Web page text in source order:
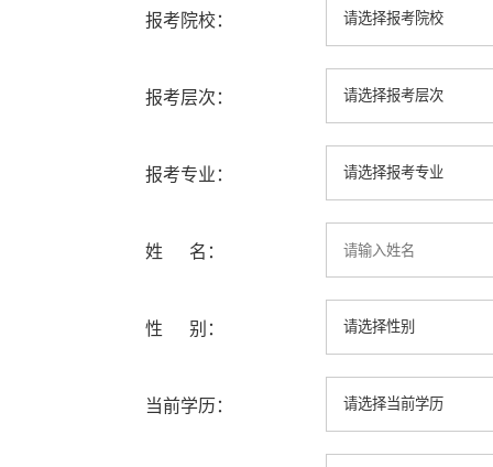
报考院校：
报考层次：
报考专业：
姓 名：
性 别：
当前学历：